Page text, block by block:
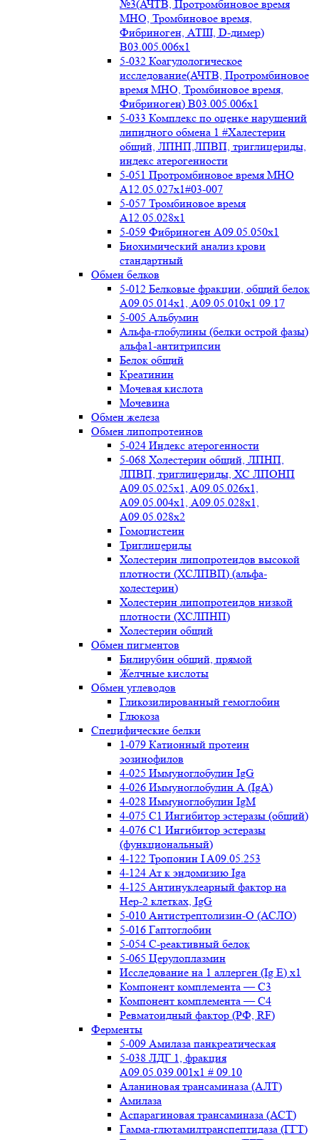
№3(АЧТВ, Протромбиновое время
МНО, Тромбиновое время,
Фибриноген, АТIII, D-димер)
B03.005.006x1
5-032 Коагулологическое
исследование(АЧТВ, Протромбиновое
время МНО, Тромбиновое время,
Фибриноген) B03.005.006x1
5-033 Комплекс по оценке нарушений
липидного обмена 1 #Халестерин
общий, ЛПНП,ЛПВП, триглицериды,
индекс атерогенности
5-051 Протромбиновое время МНО
А12.05.027x1#03-007
5-057 Тромбиновое время
А12.05.028x1
5-059 Фибриноген А09.05.050x1
Биохимический анализ крови
стандартный
Обмен белков
5-012 Белковые фракции, общий белок
А09.05.014х1, А09.05.010х1 09.17
5-005 Альбумин
Альфа-глобулины (белки острой фазы)
альфа1-антитрипсин
Белок общий
Креатинин
Мочевая кислота
Мочевина
Обмен железа
Обмен липопротеинов
5-024 Индекс атерогенности
5-068 Холестерин общий, ЛПНП,
ЛПВП, триглицериды, ХС ЛПОНП
А09.05.025x1, A09.05.026х1,
А09.05.004х1, А09.05.028х1,
А09.05.028х2
Гомоцистеин
Триглицериды
Холестерин липопротеидов высокой
плотности (ХСЛПВП) (альфа-
холестерин)
Холестерин липопротеидов низкой
плотности (ХСЛПНП)
Холестерин общий
Обмен пигментов
Билирубин общий, прямой
Желчные кислоты
Обмен углеводов
Гликозилированный гемоглобин
Глюкоза
Специфические белки
1-079 Катионный протеин
эозинофилов
4-025 Иммуноглобулин IgG
4-026 Иммуноглобулин А (IgA)
4-028 Иммуноглобулин IgM
4-075 С1 Ингибитор эстеразы (общий)
4-076 С1 Ингибитор эстеразы
(функциональный)
4-122 Тропонин I A09.05.253
4-124 Ат к эндомизию Iga
4-125 Антинуклеарный фактор на
Нер-2 клетках, IgG
5-010 Антистрептолизин-О (АСЛО)
5-016 Гаптоглобин
5-054 С-реактивный белок
5-065 Церулоплазмин
Исследование на 1 аллерген (Ig E) x1
Компонент комплемента — С3
Компонент комплемента — С4
Ревматоидный фактор (РФ, RF)
Ферменты
5-009 Амилаза панкреатическая
5-038 ЛДГ 1, фракция
A09.05.039.001x1 # 09.10
Аланиновая трансаминаза (АЛТ)
Амилаза
Аспарагиновая трансаминаза (АСТ)
Гамма-глютамилтранспептидаза (ГГТ)